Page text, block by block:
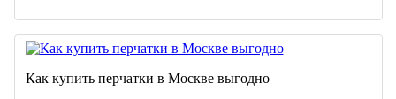
Как купить перчатки в Москве выгодно